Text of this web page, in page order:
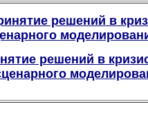
решений в
решений в